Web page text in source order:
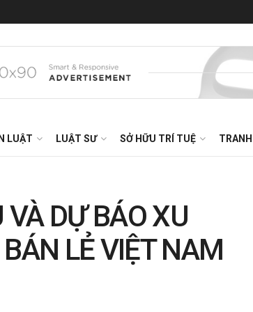
LUẬT LUẬT SƯ SỞ HỮU TRÍ TUỆ
DỰ BÁO XU
LẺ VIỆT NAM